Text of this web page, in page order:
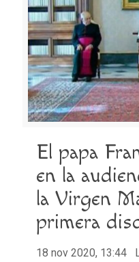
El papa
en la
la Virgen
primera
18 nov 2020, 13:44